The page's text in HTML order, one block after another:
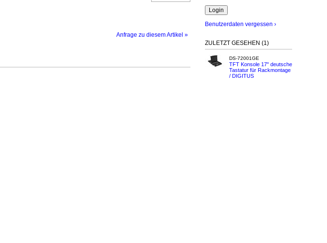
Benutzerdaten vergessen ›
ZULETZT GESEHEN (1)
DS-72001GE
TFT Konsole 17" deutsche
Tastatur für Rackmontage
/ DIGITUS
Anfrage zu diesem Artikel »